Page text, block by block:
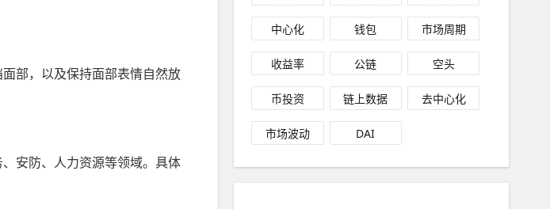
部，以及保持面部表情自然放
安防、人力资源等领域。具体
中心化 钱包 市场周期
收益率 公链 空头
币投资 链上数据 去中心化
市场波动 DAI